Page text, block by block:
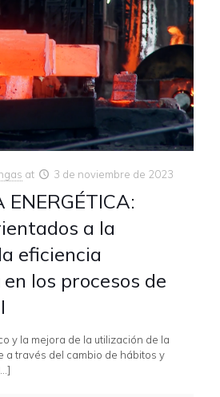
at 3 de noviembre de 2023
ENERGÉTICA:
a la
eficiencia
los procesos de
y la mejora de la utilización de la
a través del cambio de hábitos y